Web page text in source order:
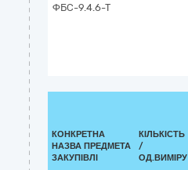
ФБС-9.4.6-Т
КОНКРЕТНА
НАЗВА ПРЕДМЕТА
ЗАКУПІВЛІ
КІЛЬКІСТЬ
/
ОД.ВИМІРУ